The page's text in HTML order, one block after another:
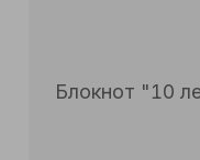
Блокнот "10